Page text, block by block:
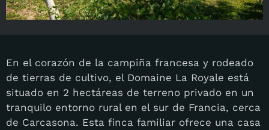
En el corazón de la campiña francesa y rodeado
de tierras de cultivo, el Domaine La Royale está
situado en 2 hectáreas de terreno privado en un
tranquilo entorno rural en el sur de Francia, cerca
de Carcasona. Esta finca familiar ofrece una casa